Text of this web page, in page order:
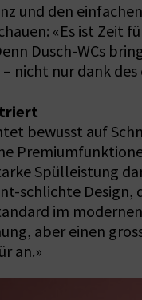
und den
«Es ist
Dusch-WCs
nicht nur dank
bewusst auf
Spülleistung
schlichte Design,
im
aber einen
an.»